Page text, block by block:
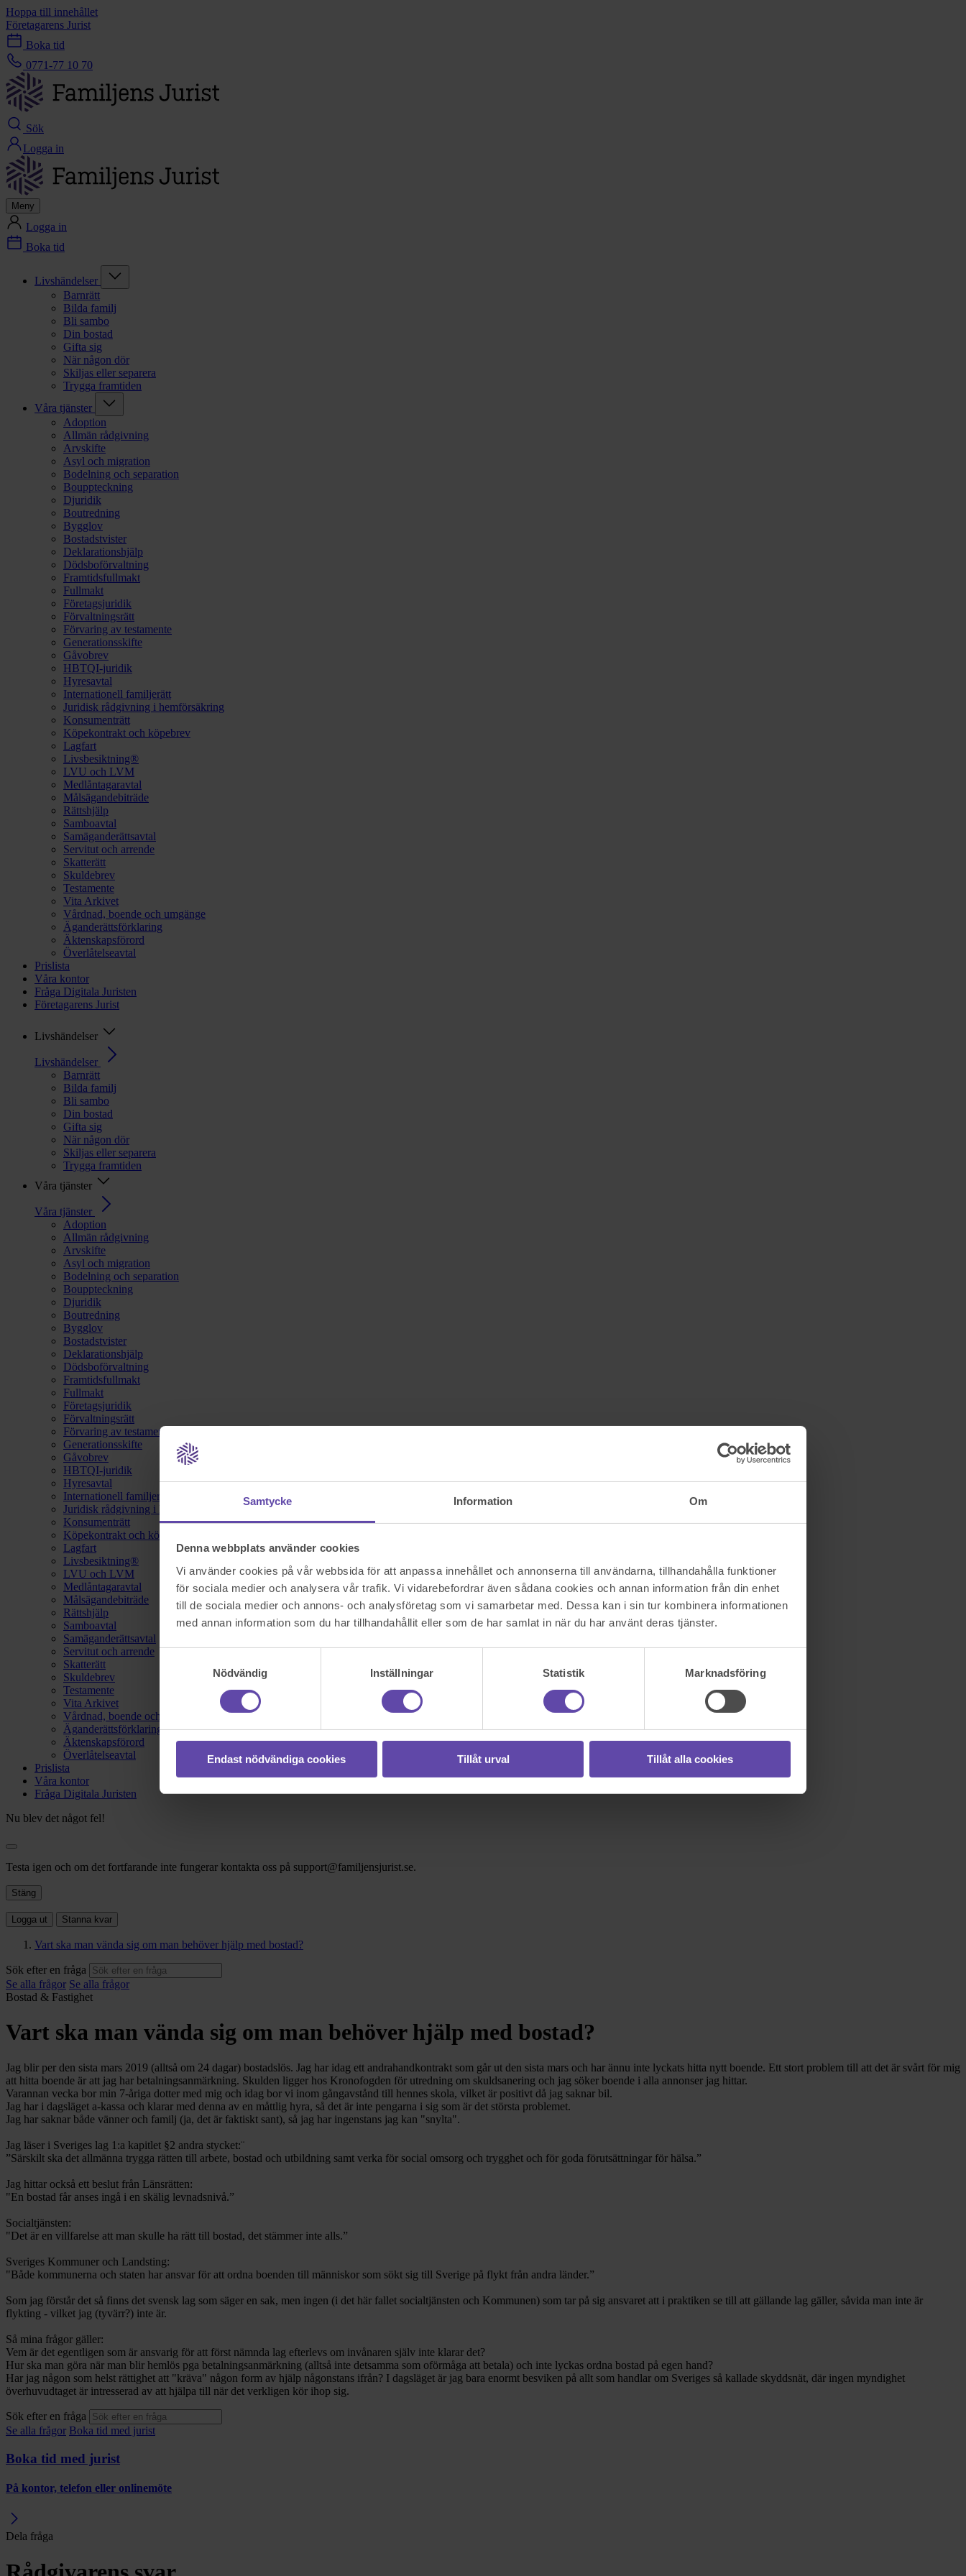
Samtycke Information Om
Denna webbplats använder cookies
Vi använder cookies på vår webbsida för att anpassa innehållet och annonserna till användarna, tillhandahålla funktioner
för sociala medier och analysera vår trafik. Vi vidarebefordrar även sådana cookies och annan information från din enhet
till de sociala medier och annons- och analysföretag som vi samarbetar med. Dessa kan i sin tur kombinera informationen
med annan information som du har tillhandahållit eller som de har samlat in när du har använt deras tjänster.
Nödvändig
Inställningar Statistik Marknadsföring
Endast nödvändiga cookies Tillåt urval Tillåt alla cookies
Hoppa till innehållet
Företagarens Jurist
Boka tid
0771-77 10 70
Sök
Logga in
Meny
Logga in
Boka tid
Livshändelser
Barnrätt
Bilda familj
Bli sambo
Din bostad
Gifta sig
När någon dör
Skiljas eller separera
Trygga framtiden
Våra tjänster
Adoption
Allmän rådgivning
Arvskifte
Asyl och migration
Bodelning och separation
Bouppteckning
Djuridik
Boutredning
Bygglov
Bostadstvister
Deklarationshjälp
Dödsboförvaltning
Framtidsfullmakt
Fullmakt
Företagsjuridik
Förvaltningsrätt
Förvaring av testamente
Generationsskifte
Gåvobrev
HBTQI-juridik
Hyresavtal
Internationell familjerätt
Juridisk rådgivning i hemförsäkring
Konsumenträtt
Köpekontrakt och köpebrev
Lagfart
Livsbesiktning®
LVU och LVM
Medlåntagaravtal
Målsägandebiträde
Rättshjälp
Samboavtal
Samäganderättsavtal
Servitut och arrende
Skatterätt
Skuldebrev
Testamente
Vita Arkivet
Vårdnad, boende och umgänge
Äganderättsförklaring
Äktenskapsförord
Överlåtelseavtal
Prislista
Våra kontor
Fråga Digitala Juristen
Företagarens Jurist
Livshändelser
Livshändelser
Barnrätt
Bilda familj
Bli sambo
Din bostad
Gifta sig
När någon dör
Skiljas eller separera
Trygga framtiden
Våra tjänster
Våra tjänster
Adoption
Allmän rådgivning
Arvskifte
Asyl och migration
Bodelning och separation
Bouppteckning
Djuridik
Boutredning
Bygglov
Bostadstvister
Deklarationshjälp
Dödsboförvaltning
Framtidsfullmakt
Fullmakt
Företagsjuridik
Förvaltningsrätt
Förvaring av testamente
Generationsskifte
Gåvobrev
HBTQI-juridik
Hyresavtal
Internationell familjerätt
Juridisk rådgivning i hemförsäkring
Konsumenträtt
Köpekontrakt och köpebrev
Lagfart
Livsbesiktning®
LVU och LVM
Medlåntagaravtal
Målsägandebiträde
Rättshjälp
Samboavtal
Samäganderättsavtal
Servitut och arrende
Skatterätt
Skuldebrev
Testamente
Vita Arkivet
Vårdnad, boende och umgänge
Äganderättsförklaring
Äktenskapsförord
Överlåtelseavtal
Prislista
Våra kontor
Fråga Digitala Juristen
Nu blev det något fel!
Testa igen och om det fortfarande inte fungerar kontakta oss på support@familjensjurist.se.
Stäng
Logga ut Stanna kvar
Vart ska man vända sig om man behöver hjälp med bostad?
Sök efter en fråga
Se alla frågor Se alla frågor
Bostad & Fastighet
Vart ska man vända sig om man behöver hjälp med bostad?
Jag blir per den sista mars 2019 (alltså om 24 dagar) bostadslös. Jag har idag ett andrahandkontrakt som går ut den sista mars och har ännu inte lyckats hitta nytt boende. Ett stort problem till att det är svårt för mig
att hitta boende är att jag har betalningsanmärkning. Skulden ligger hos Kronofogden för utredning om skuldsanering och jag söker boende i alla annonser jag hittar.
Varannan vecka bor min 7-åriga dotter med mig och idag bor vi inom gångavstånd till hennes skola, vilket är positivt då jag saknar bil.
Jag har i dagsläget a-kassa och klarar med denna av en måttlig hyra, så det är inte pengarna i sig som är det största problemet.
Jag har saknar både vänner och familj (ja, det är faktiskt sant), så jag har ingenstans jag kan "snylta".
Jag läser i Sveriges lag 1:a kapitlet §2 andra stycket:¨
”Särskilt ska det allmänna trygga rätten till arbete, bostad och utbildning samt verka för social omsorg och trygghet och för goda förutsättningar för hälsa.”
Jag hittar också ett beslut från Länsrätten:
"En bostad får anses ingå i en skälig levnadsnivå.”
Socialtjänsten:
"Det är en villfarelse att man skulle ha rätt till bostad, det stämmer inte alls.”
Sveriges Kommuner och Landsting:
"Både kommunerna och staten har ansvar för att ordna boenden till människor som sökt sig till Sverige på flykt från andra länder.”
Som jag förstår det så finns det svensk lag som säger en sak, men ingen (i det här fallet socialtjänsten och Kommunen) som tar på sig ansvaret att i praktiken se till att gällande lag gäller, såvida man inte är
flykting - vilket jag (tyvärr?) inte är.
Så mina frågor gäller:
Vem är det egentligen som är ansvarig för att först nämnda lag efterlevs om invånaren själv inte klarar det?
Hur ska man göra när man blir hemlös pga betalningsanmärkning (alltså inte detsamma som oförmåga att betala) och inte lyckas ordna bostad på egen hand?
Har jag någon som helst rättighet att "kräva" någon form av hjälp någonstans ifrån? I dagsläget är jag bara enormt besviken på allt som handlar om Sveriges så kallade skyddsnät, där ingen myndighet
överhuvudtaget är intresserad av att hjälpa till när det verkligen kör ihop sig.
Sök efter en fråga
Se alla frågor Boka tid med jurist
Boka tid med jurist
På kontor, telefon eller onlinemöte
Dela fråga